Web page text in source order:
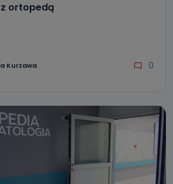
ortopedą
Kurzawa 0